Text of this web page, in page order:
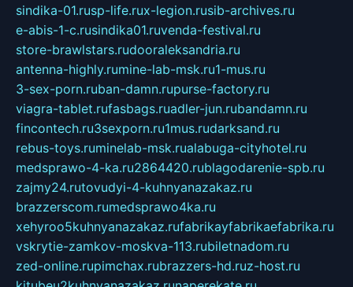
sindika-01.rusp-life.rux-legion.rusib-archives.ru
e-abis-1-c.rusindika01.ruvenda-festival.ru
store-brawlstars.rudooraleksandria.ru
antenna-highly.rumine-lab-msk.ru1-mus.ru
3-sex-porn.ruban-damn.rupurse-factory.ru
viagra-tablet.rufasbags.ruadler-jun.rubandamn.ru
fincontech.ru3sexporn.ru1mus.rudarksand.ru
rebus-toys.ruminelab-msk.rualabuga-cityhotel.ru
medsprawo-4-ka.ru2864420.rublagodarenie-spb.ru
zajmy24.rutovudyi-4-kuhnyanazakaz.ru
brazzerscom.rumedsprawo4ka.ru
xehyroo5kuhnyanazakaz.rufabrikayfabrikaefabrika.ru
vskrytie-zamkov-moskva-113.rubiletnadom.ru
zed-online.rupimchax.rubrazzers-hd.ruz-host.ru